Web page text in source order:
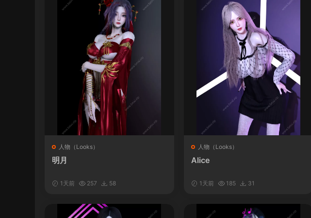
人物（Looks）
明月
1天前 257 58
人物（Looks）
Alice
1天前 185 31